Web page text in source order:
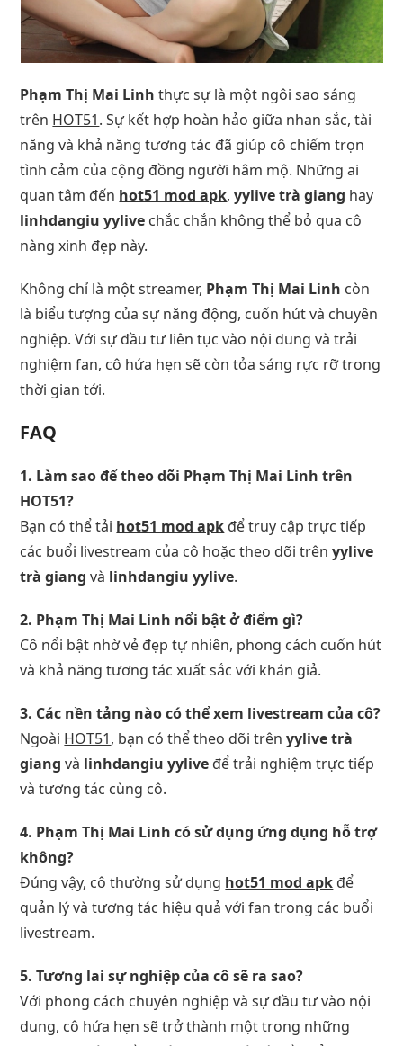
Phạm Thị Mai Linh thực sự là một ngôi sao sáng
trên HOT51. Sự kết hợp hoàn hảo giữa nhan sắc, tài
năng và khả năng tương tác đã giúp cô chiếm trọn
tình cảm của cộng đồng người hâm mộ. Những ai
quan tâm đến hot51 mod apk,yylive trà giang hay
linhdangiu yylive chắc chắn không thể bỏ qua cô
nàng xinh đẹp này.
Không chỉ là một streamer, Phạm Thị Mai Linh còn
là biểu tượng của sự năng động, cuốn hút và chuyên
nghiệp. Với sự đầu tư liên tục vào nội dung và trải
nghiệm fan, cô hứa hẹn sẽ còn tỏa sáng rực rỡ trong
thời gian tới.
FAQ
1. Làm sao để theo dõi Phạm Thị Mai Linh trên
HOT51?
Bạn có thể tải hot51 mod apk để truy cập trực tiếp
các buổi livestream của cô hoặc theo dõi trênyylive
trà giang và linhdangiu yylive.
2. Phạm Thị Mai Linh nổi bật ở điểm gì?
Cô nổi bật nhờ vẻ đẹp tự nhiên, phong cách cuốn hút
và khả năng tương tác xuất sắc với khán giả.
3. Các nền tảng nào có thể xem livestream của cô?
Ngoài HOT51, bạn có thể theo dõi trênyylive trà
giang và linhdangiu yylive để trải nghiệm trực tiếp
và tương tác cùng cô.
4. Phạm Thị Mai Linh có sử dụng ứng dụng hỗ trợ
không?
Đúng vậy, cô thường sử dụng hot51 mod apk để
quản lý và tương tác hiệu quả với fan trong các buổi
livestream.
5. Tương lai sự nghiệp của cô sẽ ra sao?
Với phong cách chuyên nghiệp và sự đầu tư vào nội
dung, cô hứa hẹn sẽ trở thành một trong những